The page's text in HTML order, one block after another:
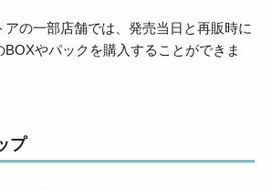
アの一部店舗では、発売当日と再販時に
BOXやパックを購入することができま
プ